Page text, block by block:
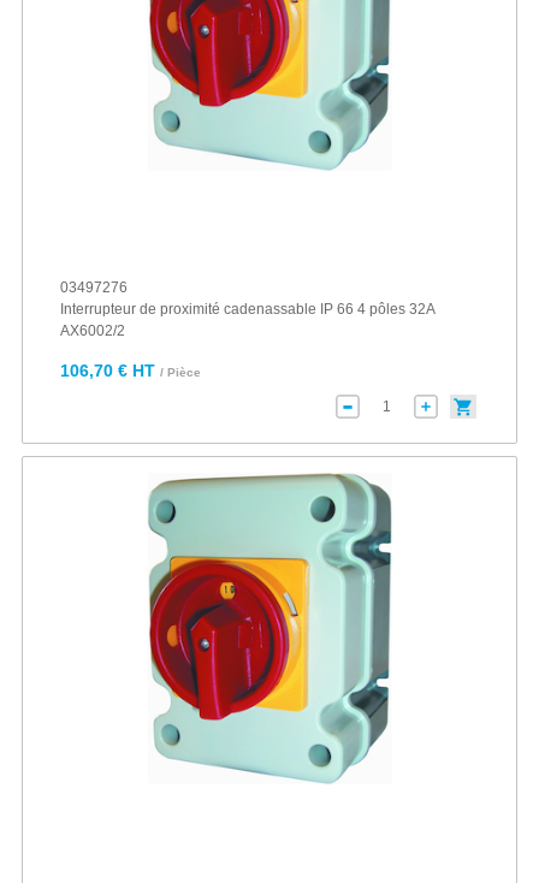
03497276
Interrupteur de proximité cadenassable IP 66 4 pôles 32A
AX6002/2
106,70 € HT / Pièce